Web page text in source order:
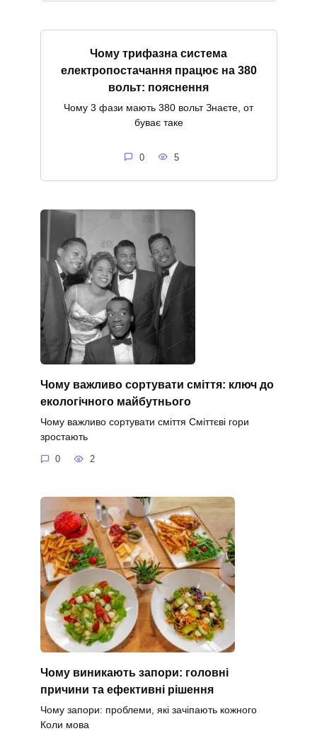
Чому трифазна система
електропостачання працює на 380
вольт: пояснення
Чому 3 фази мають 380 вольт Знаєте, от
буває таке
0 5
Чому важливо сортувати сміття: ключ до
екологічного майбутнього
Чому важливо сортувати сміття Сміттєві гори
зростають
0 2
Чому виникають запори: головні
причини та ефективні рішення
Чому запори: проблеми, які зачіпають кожного
Коли мова